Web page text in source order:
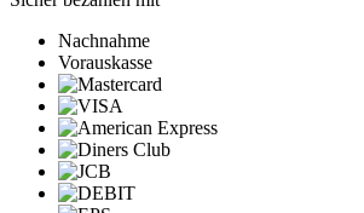
Nachnahme
Vorauskasse